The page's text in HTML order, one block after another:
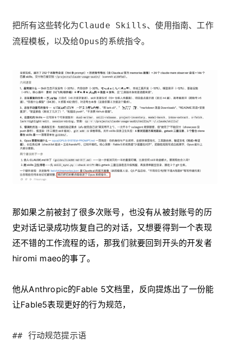
把所有这些转化为Claude Skills、使用指南、工作
流程模板，以及给Opus的系统指令。
那如果之前被封了很多次账号，也没有从被封账号的历
史对话记录成功恢复自己的对话，又想要得到一个表现
还不错的工作流程的话，那我们就要回到开头的开发者
hiromi maeo的事了。
他从Anthropic的Fable 5文档里，反向提炼出了一份能
让Fable5表现更好的行为规范，
## 行动规范提示语